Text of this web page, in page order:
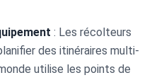
: Les récolteurs
des itinéraires multi-
utilise les points de